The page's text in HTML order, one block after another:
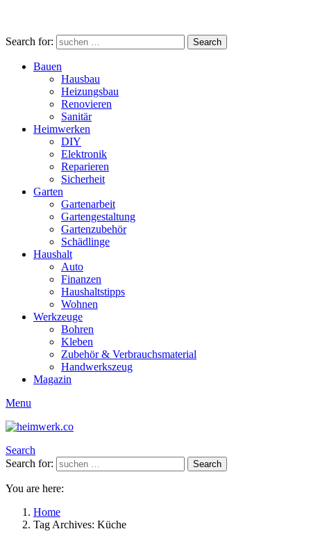
Search for: Search
Bauen
Hausbau
Heizungsbau
Renovieren
Sanitär
Heimwerken
DIY
Elektronik
Reparieren
Sicherheit
Garten
Gartenarbeit
Gartengestaltung
Gartenzubehör
Schädlinge
Haushalt
Auto
Finanzen
Haushaltstipps
Wohnen
Werkzeuge
Bohren
Kleben
Zubehör & Verbrauchsmaterial
Handwerkszeug
Magazin
Menu
Search
Search for:
Search
You are here:
Home
Tag Archives: Küche